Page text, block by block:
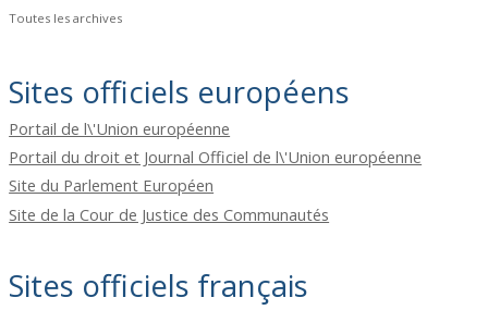
Toutes les archives
Sites officiels européens
Portail de l\'Union européenne
Portail du droit et Journal Officiel de l\'Union européenne
Site du Parlement Européen
Site de la Cour de Justice des Communautés
Sites officiels français